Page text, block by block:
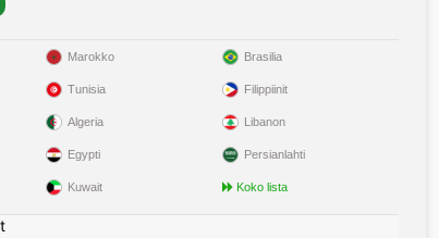
Marokko
Tunisia
Algeria
Egypti
Kuwait
Brasilia
Filippiinit
Libanon
Persianlahti
Koko lista